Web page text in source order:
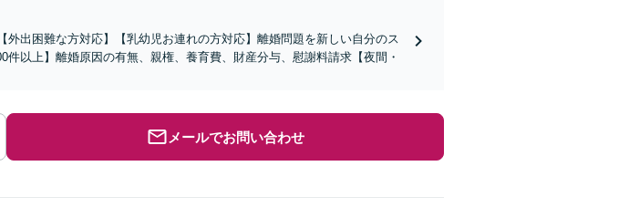
外出困難な方対応】【乳幼児お連れの方対応】離婚問題を新しい自分のス
以上】離婚原因の有無、親権、養育費、財産分与、慰謝料請求【夜間・
メールでお問い合わせ